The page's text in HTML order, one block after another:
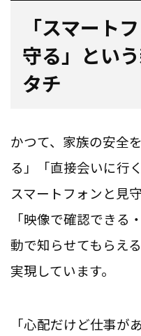
「スマート
守る」とい
タチ
かつて、家族の安全
る」「直接会いに行
スマートフォンと見
「映像で確認できる
動で知らせてもらえ
実現しています。
「心配だけど仕事が